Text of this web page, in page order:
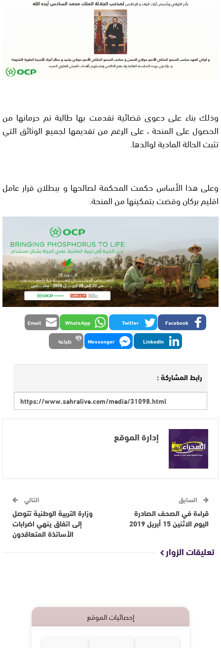
وذلك بناء على دعوى قضائية تقدمت بها طالبة تم حرمانها من
الحصول على المنحة ، على الرغم من تقديمها لجميع الوثائق التي
تثبت الحالة المادية لوالدها.
وعلى هذا الأساس حكمت المحكمة لصالحها و ببطلان قرار عامل
اقليم بركان وقضت بتمكينها من المنحة.
Facebook
Twitter
WhatsApp
Email
LinkedIn
Messenger طباعة
رابط المشاركة :
إدارة الموقع
السابق
قراءة في الصحف الصادرة
اليوم الاثنين 15 أبريل 2019
التالي
وزارة التربية الوطنية تتوصل
إلى اتفاق ينهي اضرابات
الأساتذة المتعاقدون
تعليقات الزوار
إحصائيات الموقع